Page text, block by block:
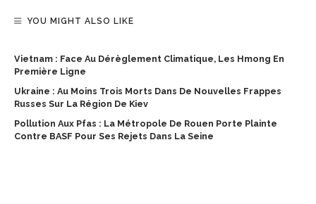
YOU MIGHT ALSO LIKE
Vietnam : Face Au Dérèglement Climatique, Les Hmong En
Première Ligne
Ukraine : Au Moins Trois Morts Dans De Nouvelles Frappes
Russes Sur La Région De Kiev
Pollution Aux Pfas : La Métropole De Rouen Porte Plainte
Contre BASF Pour Ses Rejets Dans La Seine